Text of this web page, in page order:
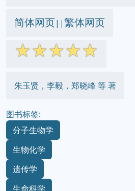
简体网页||繁体网页
☆☆☆☆☆
朱玉贤，李毅，郑晓峰 等 著
图书标签:
分子生物学
生物化学
遗传学
生命科学